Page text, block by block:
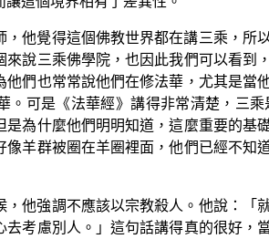
，他覺得這個佛教世界都在講三乘，
來說三乘佛學院，也因此我們可以看
他們也常常說他們在修法華，尤其是
。可是《法華經》講得非常清楚，三
為什麼他們明明知道，這麼重要的
羊群被圈在羊圈裡面，他們已經不
，他強調不應該以宗教殺人。他說：
考慮別人。」這句話講得真的很好